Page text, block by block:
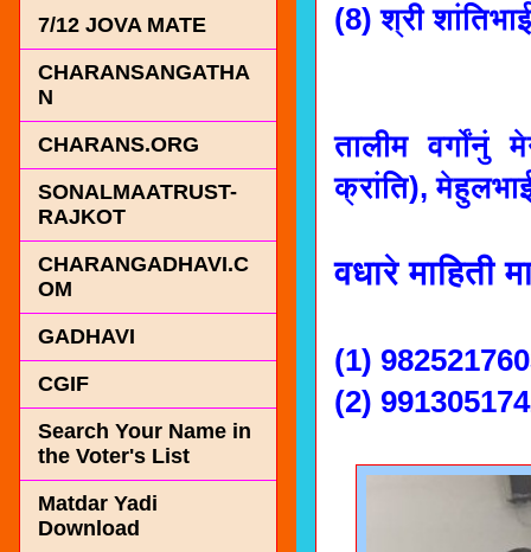
(8) श्री
तालीम वर्गोंनुं
क्रांति),
वधारे माहिती
(1)
(2)
7/12 JOVA MATE
CHARANSANGATHA
N
CHARANS.ORG
SONALMAATRUST-
RAJKOT
CHARANGADHAVI.C
OM
GADHAVI
CGIF
Search Your Name in
the Voter's List
Matdar Yadi
Download